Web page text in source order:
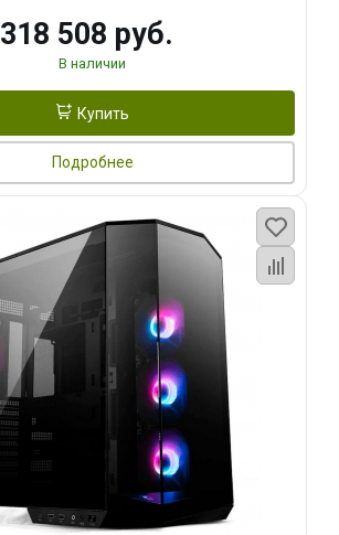
318 508 руб.
В наличии
Купить
Подробнее